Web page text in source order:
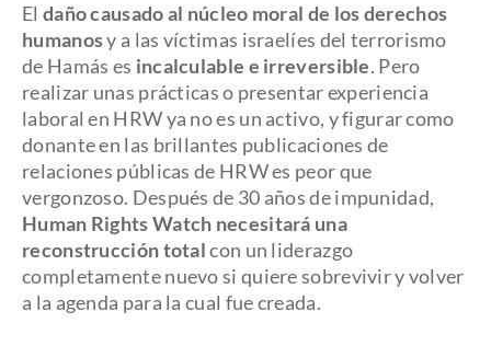
El daño causado al núcleo moral de los derechos
humanosy a las víctimas israelíes del terrorismo
de Hamás es incalculable e irreversible. Pero
realizar unas prácticas o presentar experiencia
laboral en HRW ya no es un activo, y figurar como
donante en las brillantes publicaciones de
relaciones públicas de HRW es peor que
vergonzoso. Después de 30 años de impunidad,
Human Rights Watch necesitará una
reconstrucción totalcon un liderazgo
completamente nuevo si quiere sobrevivir y volver
a la agenda para la cual fue creada.